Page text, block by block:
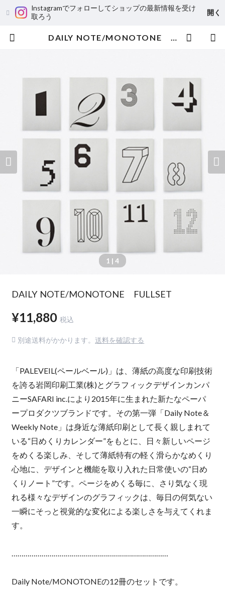
Instagramでフォローしてショップの最新情報を受け
取ろう
開く
DAILY NOTE/MONOTONE FULLSET | SAFARI STORE - サファリストア
1 | 4
DAILY NOTE/MONOTONE FULLSET
¥11,880 税込
別途送料がかかります。 送料を確認する
「PALEVEIL(ペールベール)」は、薄紙の高度な印刷技術
を誇る岩岡印刷工業(株)とグラフィックデザインカンパ
ニーSAFARI inc.により2015年に生まれた新たなペーパ
ープロダクツブランドです。その第一弾「Daily Note＆
Weekly Note」は身近な薄紙印刷として長く親しまれて
いる“日めくりカレンダー”をもとに、日々新しいページ
をめくる楽しみ、そして薄紙特有の軽く滑らかなめくり
心地に、デザインと機能を取り入れた日常使いの“日め
くりノート”です。ページをめくる毎に、さり気なく現
れる様々なデザインのグラフィックは、毎日の何気ない
一瞬にそっと視覚的な変化による楽しさを与えてくれま
す。
……………………………………………………………………
Daily Note/MONOTONEの12冊のセットです。